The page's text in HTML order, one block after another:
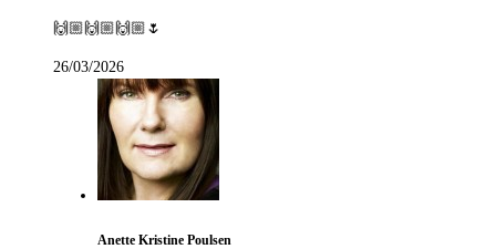
🙌🏼🙌🏼🙌🏼🌷
26/03/2026
Anette Kristine Poulsen